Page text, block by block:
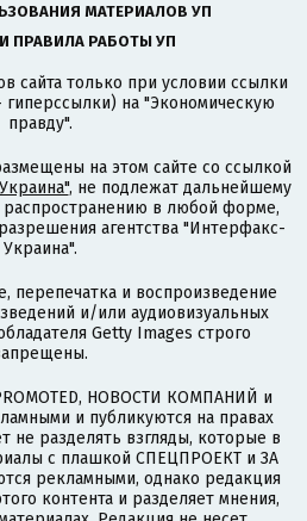
МАТЕРИАЛОВ УП
ПРАВИЛА РАБОТЫ УП
сайта только при условии ссылки
на "Экономическую
правду".
на этом сайте со ссылкой
, не подлежат дальнейшему
в любой форме,
агентства "Интерфакс-
Украина".
перепечатка и воспроизведение
и/или аудиовизуальных
Getty Images строго
НОВОСТИ КОМПАНИЙ и
и публикуются на правах
не разделять взгляды, которые в
с плашкой СПЕЦПРОЕКТ и ЗА
рекламными, однако редакция
контента и разделяет мнения,